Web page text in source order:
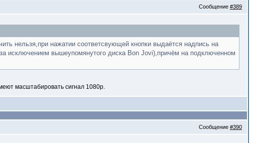
Сообщение #389
нельзя,при нажатии соответсвующей кнопки выдаётся надпись на
исключением вышеупомянутого диска Bon Jovi),причём на подключенном
масштабировать сигнал 1080p.
Сообщение #390